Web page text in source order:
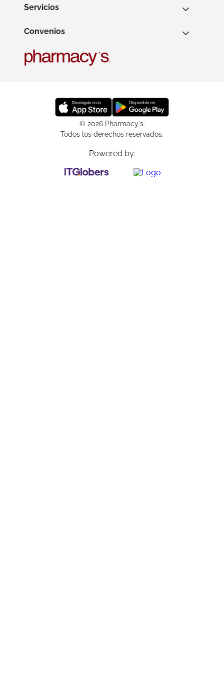
Servicios
Convenios
© 2026 Pharmacy's.
Todos los derechos reservados.
Powered by: